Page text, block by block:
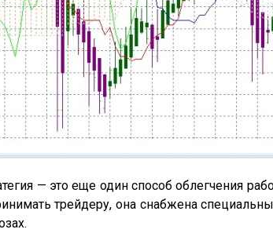
— это еще один способ облегчения
трейдеру, она снабжена